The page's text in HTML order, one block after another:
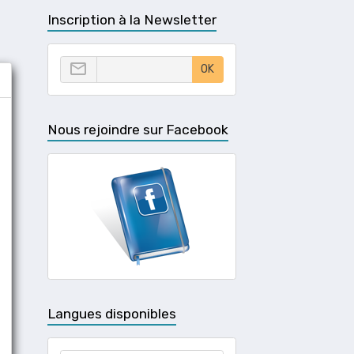
Inscription à la Newsletter
OK
Nous rejoindre sur Facebook
Langues disponibles